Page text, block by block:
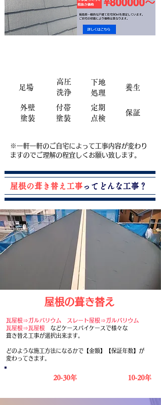
​足場
​外壁
塗装
​高圧
洗浄
​付帯
塗装
​下地
処理
​定期
点検
​養生
​保証
※一軒一軒のご自宅によって工事内容が変わり
ますのでご理解の程宜しくお願い致します。
​屋根の葺き替え工事ってどんな工事？
​屋根の葺き替え
瓦屋根⇒ガルバリウム スレート屋根⇒ガルバリウム
瓦屋根⇒瓦屋根 などケースバイケースで様々な
葺き替え工事が選択出来ます。
どのような施工方法になるかで【金額】【保証年数】が
​変わってきます。
​20-30年 ​10-20年